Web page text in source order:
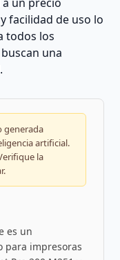
facilidad de uso lo
todos los
una
generada
artificial.
la
es un
para impresoras